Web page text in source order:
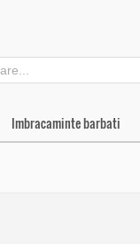
Imbracaminte barbati